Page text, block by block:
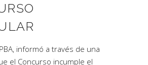
informó a través de una
el Concurso incumple el